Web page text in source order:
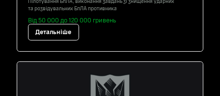
Пілотування БпЛА, виконання завдань зі знищення ударних
та розвідувальних БпЛА противника
Від 50 000 до 120 000 гривень
Детальніше